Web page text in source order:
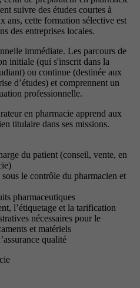
suivre des études courtes à
ans, cette formation sélective est
des entreprises locales.
immédiate. Les parcours de
initiale (qui s'inscrit dans la
ou continue (destinée aux
d’études) et comprennent un
professionnelle.
en pharmacie apprend aux
titulaire dans ses missions.
du patient (conseil, vente, en
le contrôle du pharmacien et
pharmaceutiques
l’étiquetage et la tarification
nécessaires pour le
et matériels
qualité